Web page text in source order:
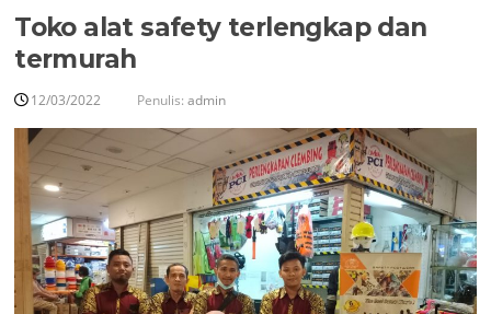
Toko alat safety terlengkap dan
termurah
12/03/2022 Penulis:admin